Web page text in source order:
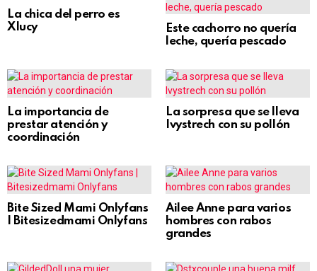
La chica del perro es
Xlucy
Este cachorro no quería
leche, quería pescado
La importancia de
prestar atención y
coordinación
La sorpresa que se lleva
Ivystrech con su pollón
Bite Sized Mami Onlyfans
| Bitesizedmami Onlyfans
Ailee Anne para varios
hombres con rabos
grandes